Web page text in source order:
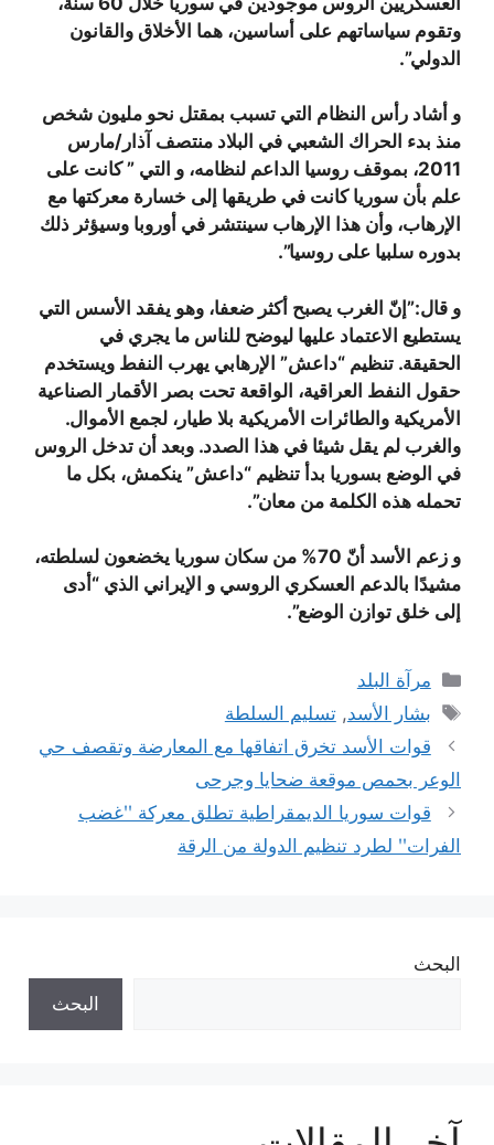
وتقوم سياساتهم على أساسين، هما الأخلاق والقانون
الدولي”.
و أشاد رأس النظام التي تسبب بمقتل نحو مليون شخص
منذ بدء الحراك الشعبي في البلاد منتصف آذار/مارس
2011، بموقف روسيا الداعم لنظامه، و التي ” كانت على
علم بأن سوريا كانت في طريقها إلى خسارة معركتها مع
الإرهاب، وأن هذا الإرهاب سينتشر في أوروبا وسيؤثر ذلك
بدوره سلبيا على روسيا”.
و قال:”إنّ الغرب يصبح أكثر ضعفا، وهو يفقد الأسس التي
يستطيع الاعتماد عليها ليوضح للناس ما يجري في
الحقيقة. تنظيم “داعش” الإرهابي يهرب النفط ويستخدم
حقول النفط العراقية، الواقعة تحت بصر الأقمار الصناعية
الأمريكية والطائرات الأمريكية بلا طيار، لجمع الأموال.
والغرب لم يقل شيئا في هذا الصدد. وبعد أن تدخل الروس
في الوضع بسوريا بدأ تنظيم “داعش” ينكمش، بكل ما
تحمله هذه الكلمة من معان”.
و زعم الأسد أنّ 70% من سكان سوريا يخضعون لسلطته،
مشيدًا بالدعم العسكري الروسي و الإيراني الذي “أدى
إلى خلق توازن الوضع”.
التصنيفات
مرآة البلد
الوسوم
بشار الأسد,تسليم السلطة
قوات الأسد تخرق اتفاقها مع المعارضة وتقصف حي
الوعر بحمص موقعة ضحايا وجرحى
قوات سوريا الديمقراطية تطلق معركة ʹʹغضب
الفراتʹʹ لطرد تنظيم الدولة من الرقة
البحث
البحث